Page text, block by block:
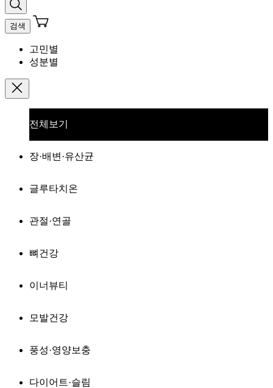
검색
고민별
성분별
전체보기
장·배변·유산균
글루타치온
관절·연골
뼈건강
이너뷰티
모발건강
풍성·영양보충
다이어트·슬림